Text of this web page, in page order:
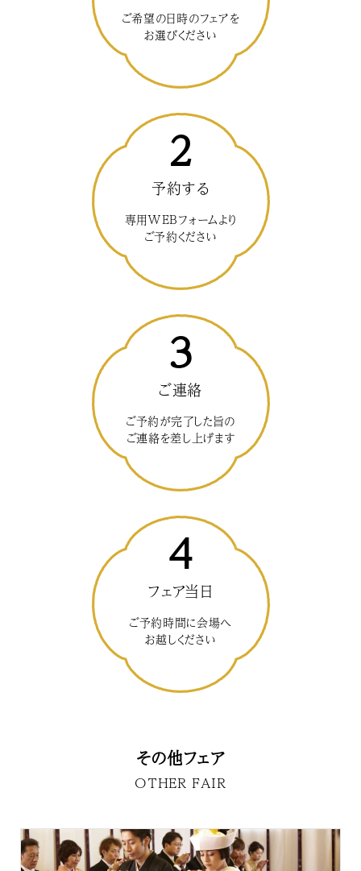
ご希望の日時のフェアを
お選びください
2
予約する
専用WEBフォームより
ご予約ください
3
ご連絡
ご予約が完了した旨の
ご連絡を差し上げます
4
フェア当日
ご予約時間に会場へ
お越しください
その他フェア
OTHER FAIR